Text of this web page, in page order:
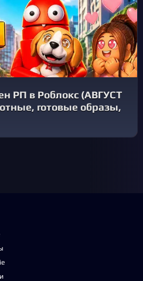
РП в Роблокс (АВГУСТ
готовые образы,